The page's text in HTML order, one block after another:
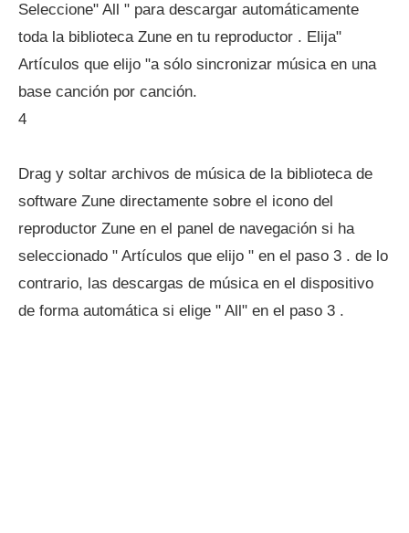
Seleccione" All " para descargar automáticamente
toda la biblioteca Zune en tu reproductor . Elija"
Artículos que elijo "a sólo sincronizar música en una
base canción por canción.
4
Drag y soltar archivos de música de la biblioteca de
software Zune directamente sobre el icono del
reproductor Zune en el panel de navegación si ha
seleccionado " Artículos que elijo " en el paso 3 . de lo
contrario, las descargas de música en el dispositivo
de forma automática si elige " All" en el paso 3 .